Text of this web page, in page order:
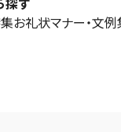
お礼状マナー・文